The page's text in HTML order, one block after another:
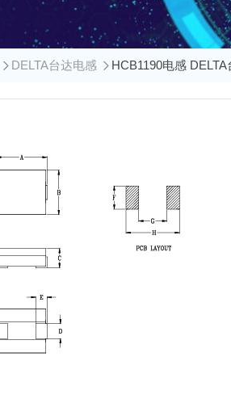
DELTA台达电感 HCB1190电感 DELTA